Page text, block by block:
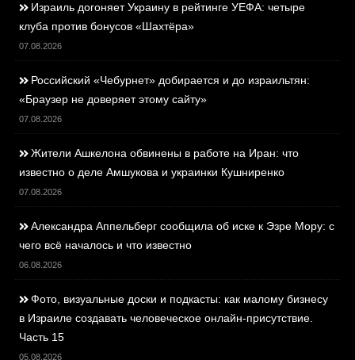
Израиль догоняет Украину в рейтинге УЕФА: четыре
клуба против бонусов «Шахтёра»
07.08.2026
Российский «Чебурнет» добирается и до израильтян:
«Браузер не доверяет этому сайту»
07.08.2026
Жители Ашкелона обвинены в работе на Иран: что
известно о деле Амшукова и украинки Кушниренко
07.08.2026
Александра Аппельберг сообщила об иске к Эзре Мору: с
чего всё началось и что известно
06.08.2026
Фото, визуальные доски и подкасты: как малому бизнесу
в Израиле создавать человеческое онлайн-присутствие.
Часть 15
05.08.2026